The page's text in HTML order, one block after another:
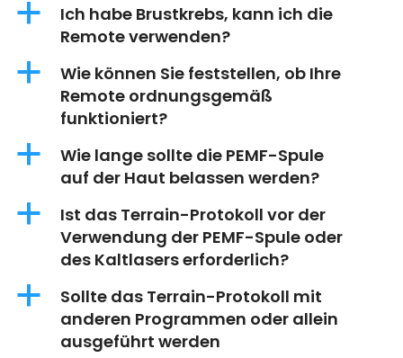
a
Ich habe Brustkrebs, kann ich die
Remote verwenden?
a
Wie können Sie feststellen, ob Ihre
Remote ordnungsgemäß
funktioniert?
a
Wie lange sollte die PEMF-Spule
auf der Haut belassen werden?
a
Ist das Terrain-Protokoll vor der
Verwendung der PEMF-Spule oder
des Kaltlasers erforderlich?
a
Sollte das Terrain-Protokoll mit
anderen Programmen oder allein
ausgeführt werden